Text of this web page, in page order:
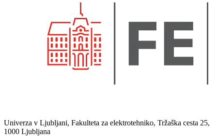
Univerza v Ljubljani, Fakulteta za elektrotehniko, Tržaška cesta 25,
1000 Ljubljana